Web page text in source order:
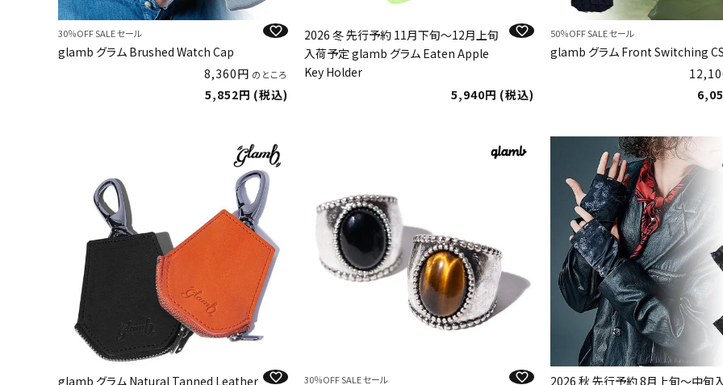
30％OFF SALE セール
glamb グラム Brushed Watch Cap
8,360
のところ
5,852 税込
2026 冬 先行予約 11月下旬～12月上旬
入荷予定 glamb グラム Eaten Apple
Key Holder
5,940
税込
50％OFF SALE セール
glamb グラム Front Switching
glamb グラム Natural Tanned Leather 30％OFF SALE セール 2026 秋 先行予約 8月上旬～中旬